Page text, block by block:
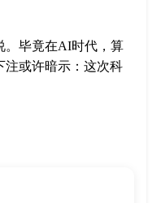
。毕竟在AI时代，算
注或许暗示：这次科